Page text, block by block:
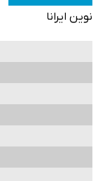
نوین ایرانا